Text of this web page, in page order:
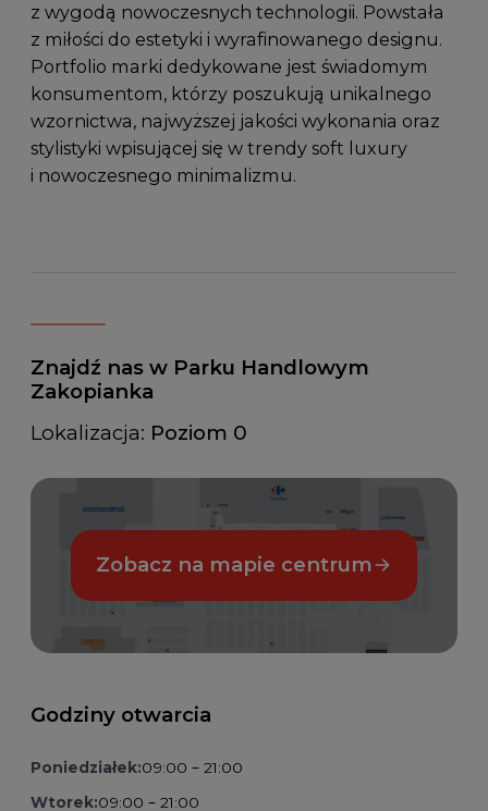
z wygodą nowoczesnych technologii. Powstała
z miłości do estetyki i wyrafinowanego designu.
Portfolio marki dedykowane jest świadomym
konsumentom, którzy poszukują unikalnego
wzornictwa, najwyższej jakości wykonania oraz
stylistyki wpisującej się w trendy soft luxury
i nowoczesnego minimalizmu.
Znajdź nas w Parku Handlowym
Zakopianka
Lokalizacja: Poziom 0
Zobacz na mapie centrum
Godziny otwarcia
Poniedziałek:09:00 – 21:00
Wtorek:09:00 – 21:00